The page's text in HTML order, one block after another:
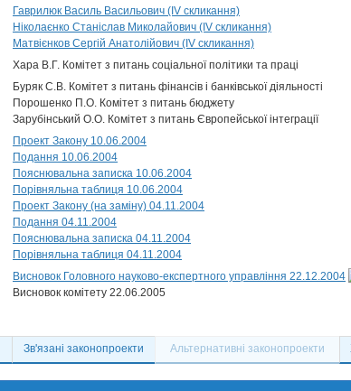
Гаврилюк Василь Васильович (IV скликання)
Ніколаєнко Станіслав Миколайович (IV скликання)
Матвієнков Сергій Анатолійович (IV скликання)
Хара В.Г. Комітет з питань соціальної політики та праці
Буряк С.В. Комітет з питань фінансів і банківської діяльності
Порошенко П.О. Комітет з питань бюджету
Зарубінський О.О. Комітет з питань Європейської інтеграції
Проект Закону 10.06.2004
Подання 10.06.2004
Пояснювальна записка 10.06.2004
Порівняльна таблиця 10.06.2004
Проект Закону (на заміну) 04.11.2004
Подання 04.11.2004
Пояснювальна записка 04.11.2004
Порівняльна таблиця 04.11.2004
Висновок Головного науково-експертного управління 22.12.2004
Висновок комітету 22.06.2005
Зв'язані законопроекти Альтернативні законопроекти